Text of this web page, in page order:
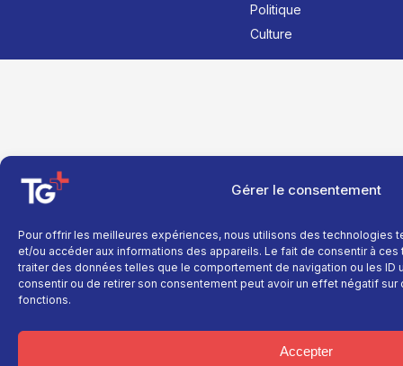
Gérer le consentement
Pour offrir les meilleures expériences, nous utilisons des technologies
et/ou accéder aux informations des appareils. Le fait de consentir à
traiter des données telles que le comportement de navigation ou les ID
consentir ou de retirer son consentement peut avoir un effet négatif
fonctions.
Accepter
Politique
Culture